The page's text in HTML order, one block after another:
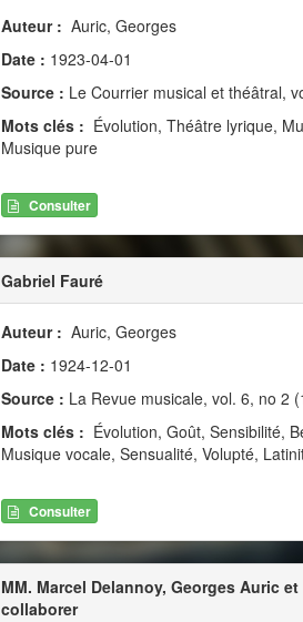
Auteur : Auric, Georges
Date : 1923-04-01
Source : Le Courrier musical et théâtral,
Mots clés : Évolution, Théâtre lyrique,
Musique pure
Consulter
Gabriel Fauré
Auteur : Auric, Georges
Date : 1924-12-01
Source : La Revue musicale, vol. 6, no 2
Mots clés : Évolution, Goût, Sensibilité,
Musique vocale, Sensualité, Volupté,
Consulter
MM. Marcel Delannoy, Georges Auric
collaborer